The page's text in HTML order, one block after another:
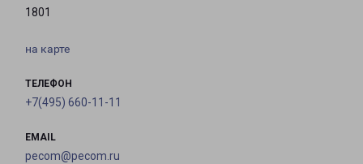
1801
на карте
ТЕЛЕФОН
+7(495) 660-11-11
EMAIL
pecom@pecom.ru